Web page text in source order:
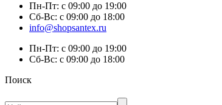
Пн-Пт: с 09:00 до 19:00
Сб-Вс: с 09:00 до 18:00
info@shopsantex.ru
Пн-Пт: с 09:00 до 19:00
Сб-Вс: с 09:00 до 18:00
Поиск